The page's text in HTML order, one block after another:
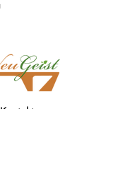
Kontakt